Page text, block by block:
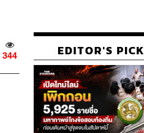
344 EDITOR'S PICK